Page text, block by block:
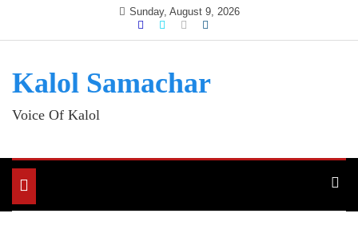
Sunday, August 9, 2026
Kalol Samachar
Voice Of Kalol
Toggle
navigation